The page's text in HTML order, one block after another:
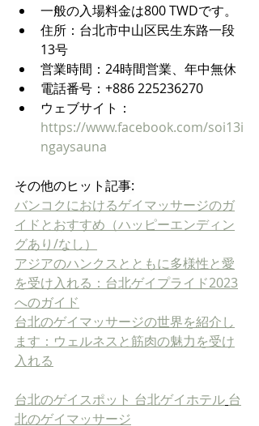
一般の入場料金は800 TWDです。
住所：台北市中山区民生东路一段
13号
営業時間：24時間営業、年中無休
電話番号：+886 225236270
ウェブサイト：
https://www.facebook.com/soi13i
ngaysauna
その他のヒット記事:
バンコクにおけるゲイマッサージのガ
イドとおすすめ（ハッピーエンディン
グあり/なし）
アジアのハンクスとともに多様性と愛
を受け入れる：台北ゲイプライド2023
へのガイド
台北のゲイマッサージの世界を紹介し
ます：ウェルネスと筋肉の魅力を受け
入れる
台北のゲイスポット 台北ゲイホテル 台
北のゲイマッサージ